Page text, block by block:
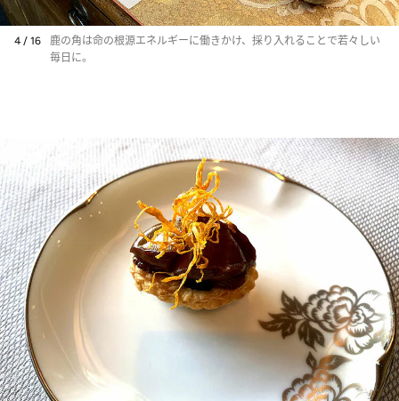
4 / 16
鹿の角は命の根源エネルギーに働きかけ、採り入れることで若々しい
毎日に。